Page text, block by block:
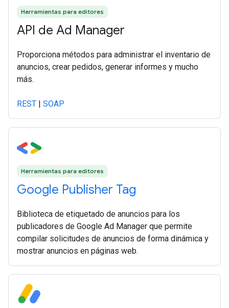
Herramientas para editores
API de Ad Manager
Proporciona métodos para administrar el inventario de
anuncios, crear pedidos, generar informes y mucho
más.
REST | SOAP
Herramientas para editores
Google Publisher Tag
Biblioteca de etiquetado de anuncios para los
publicadores de Google Ad Manager que permite
compilar solicitudes de anuncios de forma dinámica y
mostrar anuncios en páginas web.